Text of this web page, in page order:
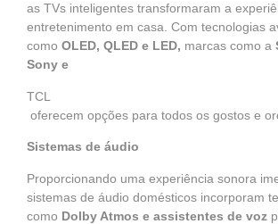
as TVs inteligentes transformaram a
entretenimento em casa. Com tecnologias
como OLED, QLED e LED, marcas como a
Sony e
TCL
oferecem opções para todos os gostos e
Sistemas de áudio
Proporcionando uma experiência sonora
sistemas de áudio domésticos incorporam
como Dolby Atmos e assistentes de voz